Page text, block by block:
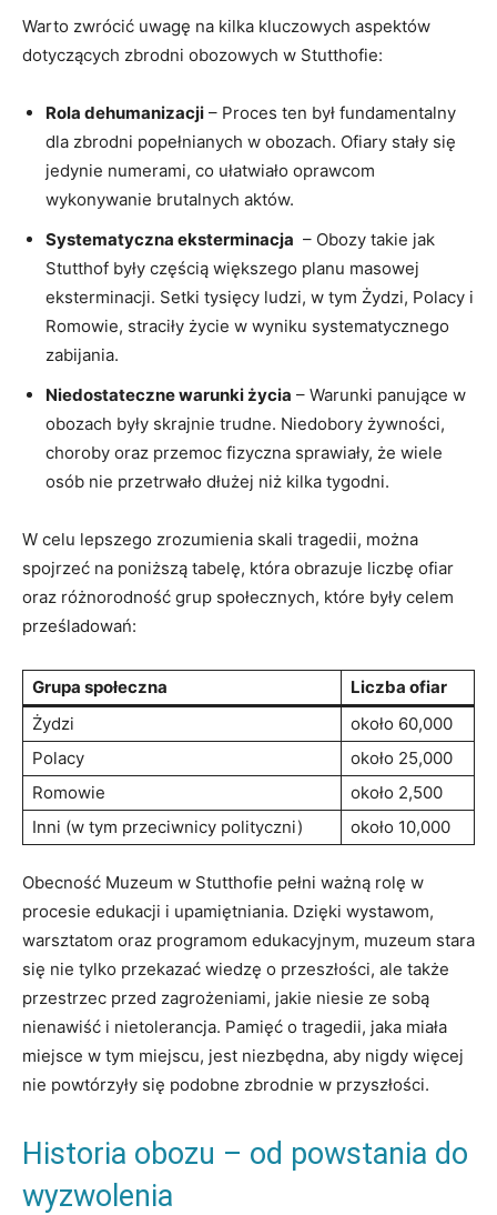
Warto zwrócić‌ uwagę na kilka kluczowych aspektów
dotyczących zbrodni ‍obozowych ⁤w Stutthofie:
Rola dehumanizacji – ‌Proces ten⁣ był fundamentalny
dla zbrodni ‍popełnianych w obozach. Ofiary stały się⁢
jedynie ​numerami, co ułatwiało oprawcom
wykonywanie brutalnych aktów.
Systematyczna eksterminacja ⁤ – Obozy takie jak
Stutthof były‍ częścią większego planu masowej
eksterminacji. Setki tysięcy⁤ ludzi, ⁢w tym Żydzi, Polacy i
Romowie, straciły życie w wyniku systematycznego
⁤zabijania.
Niedostateczne warunki życia – ⁤Warunki panujące ⁤w
‍obozach ⁢były⁣ skrajnie trudne.‌ Niedobory żywności,⁤
choroby oraz przemoc ⁣fizyczna​ sprawiały, że wiele
osób nie przetrwało dłużej ⁣niż ⁢kilka ‍tygodni.
W celu⁤ lepszego zrozumienia skali‌ tragedii, można
⁤spojrzeć ‍na poniższą tabelę, która obrazuje liczbę ofiar
oraz różnorodność grup społecznych, które​ były⁤ celem
prześladowań:
Grupa ⁣społeczna
Liczba ofiar
Żydzi
około 60,000
Polacy
około 25,000
Romowie
około 2,500
Inni (w tym przeciwnicy polityczni)
około 10,000
Obecność Muzeum w ⁢Stutthofie pełni ważną rolę w
procesie edukacji i upamiętniania. ⁣Dzięki wystawom,
warsztatom oraz programom edukacyjnym,⁣ muzeum stara
‌się ⁣nie tylko przekazać⁤ wiedzę ⁣o‌ przeszłości, ale także
przestrzec⁢ przed⁢ zagrożeniami, jakie niesie ze sobą⁤
nienawiść i nietolerancja. ⁢Pamięć o tragedii, jaka⁣ miała
⁣miejsce ‍w tym⁣ miejscu, jest niezbędna, aby nigdy więcej
nie powtórzyły się ⁣podobne‍ zbrodnie⁣ w przyszłości.
Historia obozu – od powstania do
wyzwolenia